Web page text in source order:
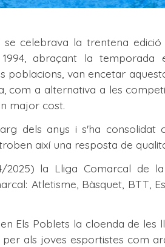
celebrava la trentena
abraçant la temporada
poblacions, van encetar
com a alternativa a les
major cost.
dels anys i s'ha
així una resposta de
la Lliga Comarcal de
Atletisme, Bàsquet, BTT,
Els Poblets la cloenda de les
als joves esportistes com